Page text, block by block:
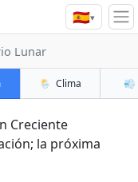
🇪🇸▾
Lunar
🌦️ Clima 💨
Creciente
la próxima